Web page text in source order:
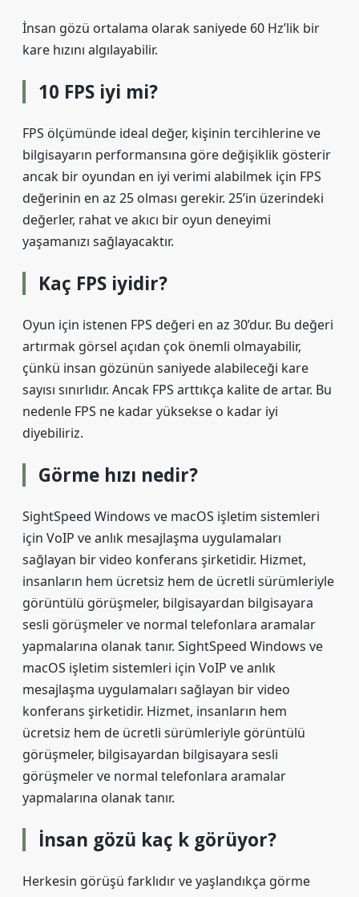
İnsan gözü ortalama olarak saniyede 60 Hz’lik bir
kare hızını algılayabilir.
10 FPS iyi mi?
FPS ölçümünde ideal değer, kişinin tercihlerine ve
bilgisayarın performansına göre değişiklik gösterir
ancak bir oyundan en iyi verimi alabilmek için FPS
değerinin en az 25 olması gerekir. 25’in üzerindeki
değerler, rahat ve akıcı bir oyun deneyimi
yaşamanızı sağlayacaktır.
Kaç FPS iyidir?
Oyun için istenen FPS değeri en az 30’dur. Bu değeri
artırmak görsel açıdan çok önemli olmayabilir,
çünkü insan gözünün saniyede alabileceği kare
sayısı sınırlıdır. Ancak FPS arttıkça kalite de artar. Bu
nedenle FPS ne kadar yüksekse o kadar iyi
diyebiliriz.
Görme hızı nedir?
SightSpeed ​​​​​​​​Windows ve macOS işletim sistemleri
için VoIP ve anlık mesajlaşma uygulamaları
sağlayan bir video konferans şirketidir. Hizmet,
insanların hem ücretsiz hem de ücretli sürümleriyle
görüntülü görüşmeler, bilgisayardan bilgisayara
sesli görüşmeler ve normal telefonlara aramalar
yapmalarına olanak tanır. SightSpeed ​​​​​​​​Windows ve
macOS işletim sistemleri için VoIP ve anlık
mesajlaşma uygulamaları sağlayan bir video
konferans şirketidir. Hizmet, insanların hem
ücretsiz hem de ücretli sürümleriyle görüntülü
görüşmeler, bilgisayardan bilgisayara sesli
görüşmeler ve normal telefonlara aramalar
yapmalarına olanak tanır.
İnsan gözü kaç k görüyor?
Herkesin görüşü farklıdır ve yaşlandıkça görme